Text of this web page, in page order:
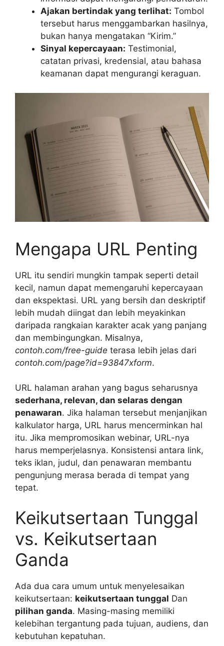
Ajakan bertindak yang terlihat: Tombol
tersebut harus menggambarkan hasilnya,
bukan hanya mengatakan “Kirim.”
Sinyal kepercayaan: Testimonial,
catatan privasi, kredensial, atau bahasa
keamanan dapat mengurangi keraguan.
Mengapa URL Penting
URL itu sendiri mungkin tampak seperti detail
kecil, namun dapat memengaruhi kepercayaan
dan ekspektasi. URL yang bersih dan deskriptif
lebih mudah diingat dan lebih meyakinkan
daripada rangkaian karakter acak yang panjang
dan membingungkan. Misalnya,
contoh.com/free-guide terasa lebih jelas dari
contoh.com/page?id=93847xform.
URL halaman arahan yang bagus seharusnya
sederhana, relevan, dan selaras dengan
penawaran. Jika halaman tersebut menjanjikan
kalkulator harga, URL harus mencerminkan hal
itu. Jika mempromosikan webinar, URL-nya
harus memperjelasnya. Konsistensi antara link,
teks iklan, judul, dan penawaran membantu
pengunjung merasa berada di tempat yang
tepat.
Keikutsertaan Tunggal
vs. Keikutsertaan
Ganda
Ada dua cara umum untuk menyelesaikan
keikutsertaan: keikutsertaan tunggal Dan
pilihan ganda. Masing-masing memiliki
kelebihan tergantung pada tujuan, audiens, dan
kebutuhan kepatuhan.